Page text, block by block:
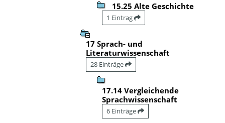
15.25 Alte Geschichte
1 Eintrag
17 Sprach- und
Literaturwissenschaft
28 Einträge
17.14 Vergleichende
Sprachwissenschaft
6 Einträge